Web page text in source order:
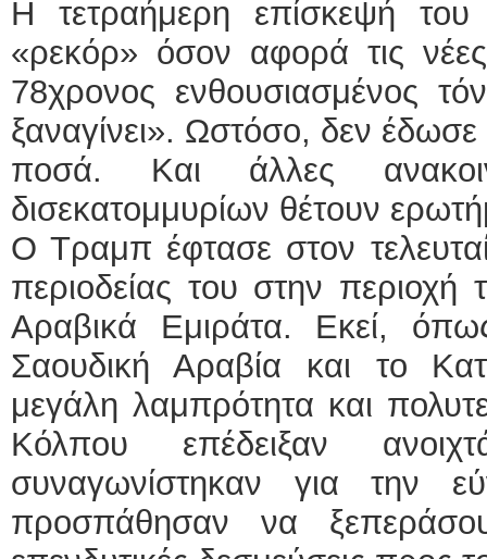
Η τετραήμερη επίσκεψή
«ρεκόρ» όσον αφορά τις
78χρονος ενθουσιασμένος
ξαναγίνει». Ωστόσο, δεν έδωσε
ποσά. Και άλλες
δισεκατομμυρίων θέτουν
Ο Τραμπ έφτασε στον
περιοδείας του στην
Αραβικά Εμιράτα. Εκεί,
Σαουδική Αραβία και το
μεγάλη λαμπρότητα και
Κόλπου επέδειξαν
συναγωνίστηκαν για την
προσπάθησαν να